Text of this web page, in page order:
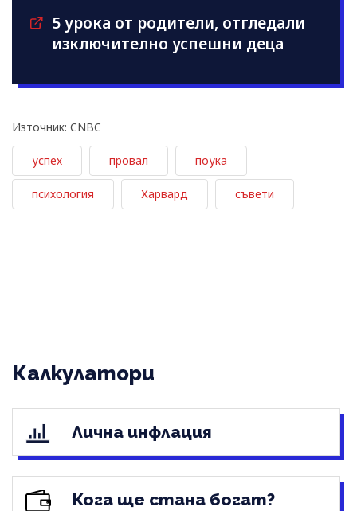
5 урока от родители, отгледали
изключително успешни деца
Източник: CNBC
успех провал поука
психология Харвард съвети
Калкулатори
Лична инфлация
Кога ще стана богат?